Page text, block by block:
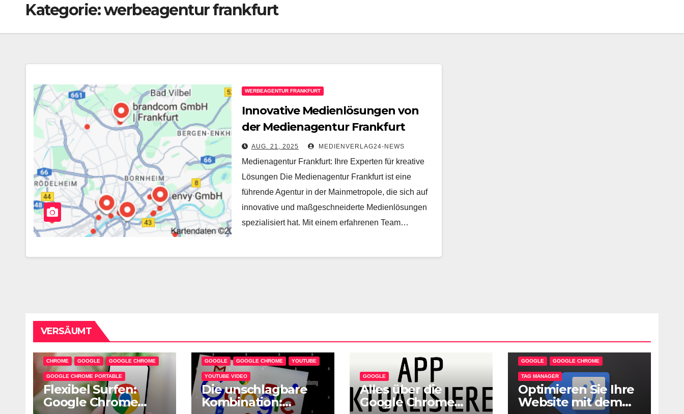
Kategorie:werbeagentur frankfurt
WERBEAGENTUR FRANKFURT
Innovative Medienlösungen von
der Medienagentur Frankfurt
AUG. 21, 2025 MEDIENVERLAG24-NEWS
Medienagentur Frankfurt: Ihre Experten für kreative
Lösungen Die Medienagentur Frankfurt ist eine
führende Agentur in der Mainmetropole, die sich auf
innovative und maßgeschneiderte Medienlösungen
spezialisiert hat. Mit einem erfahrenen Team…
VERSÄUMT
CHROME GOOGLE GOOGLE CHROME
GOOGLE CHROME PORTABLE
Flexibel Surfen:
Google Chrome
GOOGLE GOOGLE CHROME YOUTUBE
YOUTUBE VIDEO
Die unschlagbare
Kombination:
GOOGLE
Alles über die
Google Chrome
GOOGLE GOOGLE CHROME
TAG MANAGER
Optimieren Sie Ihre
Website mit dem